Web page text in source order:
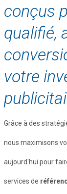
conçus
qualifié,
votre
Grâce à des
nous maximisons
aujourd'hui pour
services de